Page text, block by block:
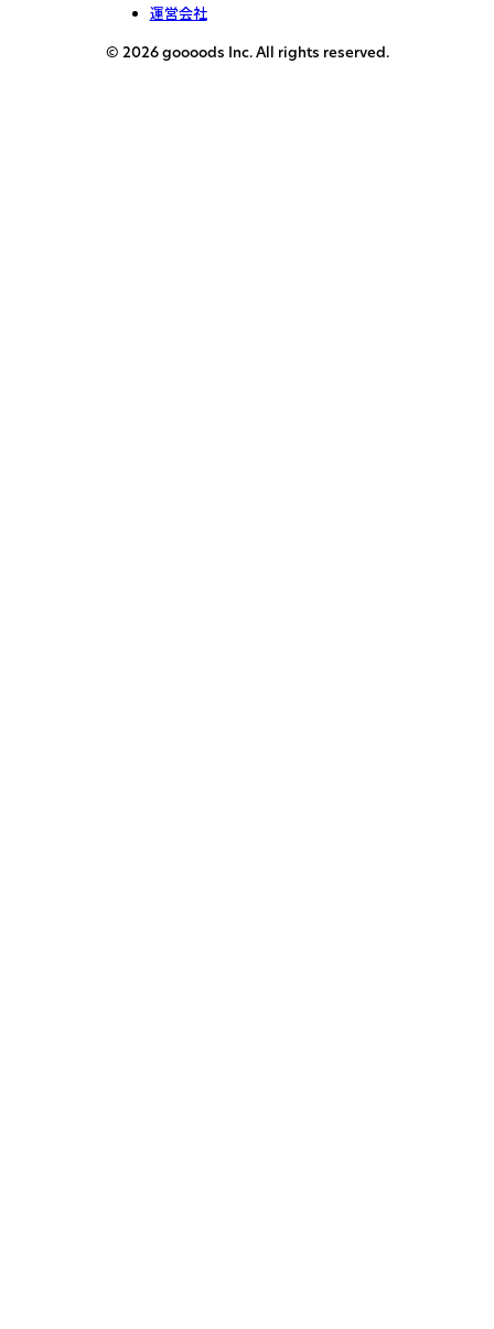
運営会社
© 2026 goooods Inc. All rights reserved.